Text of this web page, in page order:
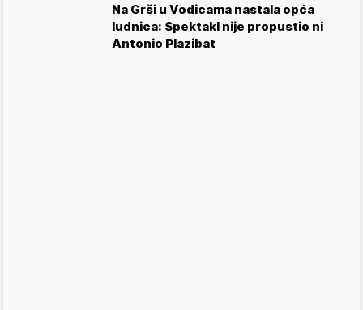
Na Grši u Vodicama nastala opća
ludnica: Spektakl nije propustio ni
Antonio Plazibat